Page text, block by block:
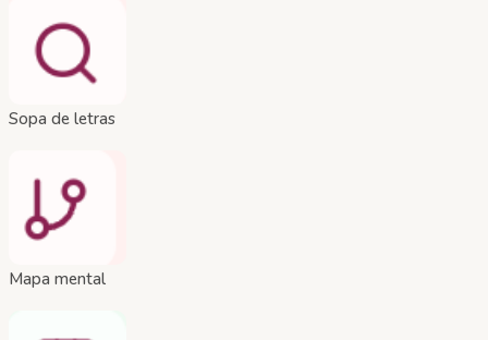
Sopa de letras
Mapa mental